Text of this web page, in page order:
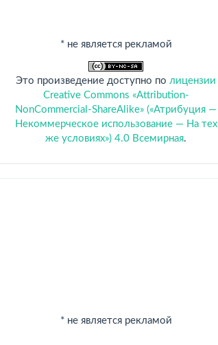
* не является рекламой
Это произведение доступно по лицензии
Creative Commons «Attribution-
NonCommercial-ShareAlike» («Атрибуция —
Некоммерческое использование — На тех
же условиях») 4.0 Всемирная.
* не является рекламой